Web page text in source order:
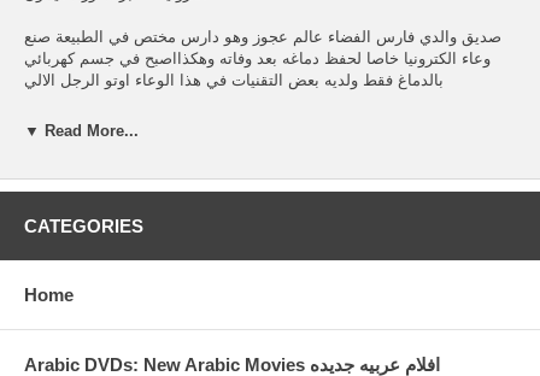
صديق والدي فارس الفضاء عالم عجوز وهو دارس مختص في الطبيعة صنع
وعاء الكترونيا خاصا لحفظ دماغه بعد وفاته وهكذااصبح في جسم كهربائي
بالدماغ فقط ولديه بعض التقنيات في هذا الوعاء اوتو الرجل الالي
من صنع والدي فارس الفضاء وبمساعدة البرفسور سايمون تم صنع هذا
ياك وردي اللون بومبو المخلص
كذلك صنعه والدي فارس الفضاء وهو جسد اصطناعي له القدرة على تغيير
20 حلقة فقط لماذا لست ادري كلمة اخيرة لن يندم من يشاهد هذا
This is the very famous children arabic cartoon series called FARES
▼ Read More...
CATEGORIES
Home
Arabic DVDs: New Arabic Movies افلام عربيه جديده